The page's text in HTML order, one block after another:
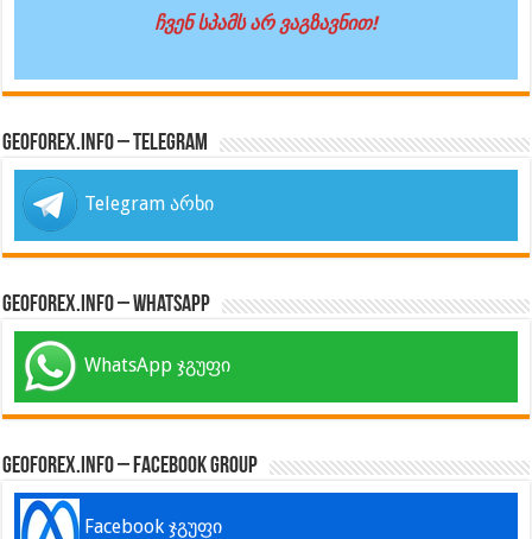
ჩვენ სპამს არ ვაგზავნით!
GeoForex.info – Telegram
Telegram არხი
GeoForex.info – WhatsApp
WhatsApp ჯგუფი
GeoForex.info – Facebook Group
Facebook ჯგუფი